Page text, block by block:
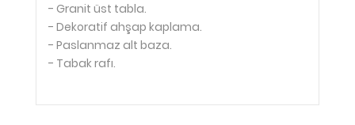
- Granit üst tabla.
- Dekoratif ahşap kaplama.
- Paslanmaz alt baza.
- Tabak rafı.